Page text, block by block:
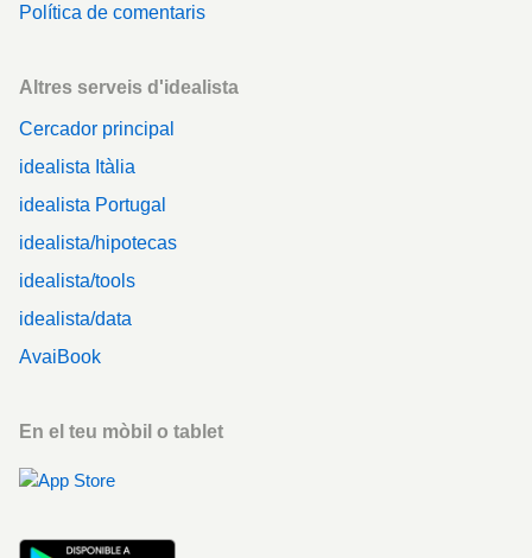
Política de comentaris
Altres serveis d'idealista
Cercador principal
idealista Itàlia
idealista Portugal
idealista/hipotecas
idealista/tools
idealista/data
AvaiBook
En el teu mòbil o tablet